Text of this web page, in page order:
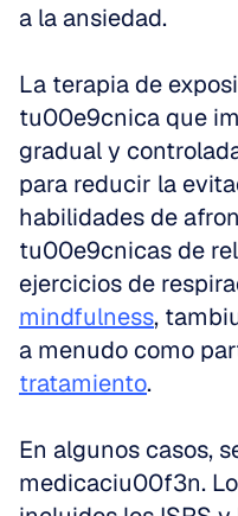
a la ansiedad.
La terapia de
tu00e9cnica que
gradual y
para reducir la
habilidades de
tu00e9cnicas de
mindfulness,
a menudo como
tratamiento.
En algunos casos,
medicaciu00f3n.